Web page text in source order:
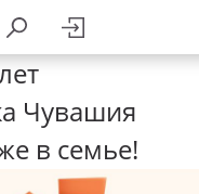
Чувашия
в семье!